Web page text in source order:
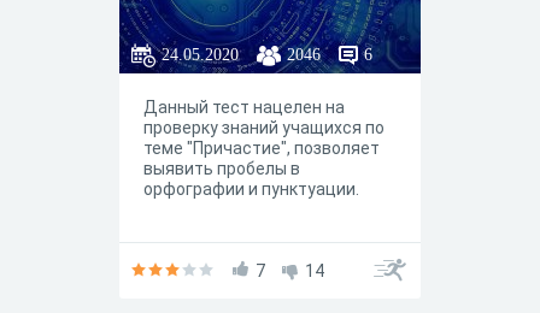
24.05.2020 2046 6
Данный тест нацелен на
проверку знаний учащихся по
теме "Причастие", позволяет
выявить пробелы в
орфографии и пунктуации.
7 14